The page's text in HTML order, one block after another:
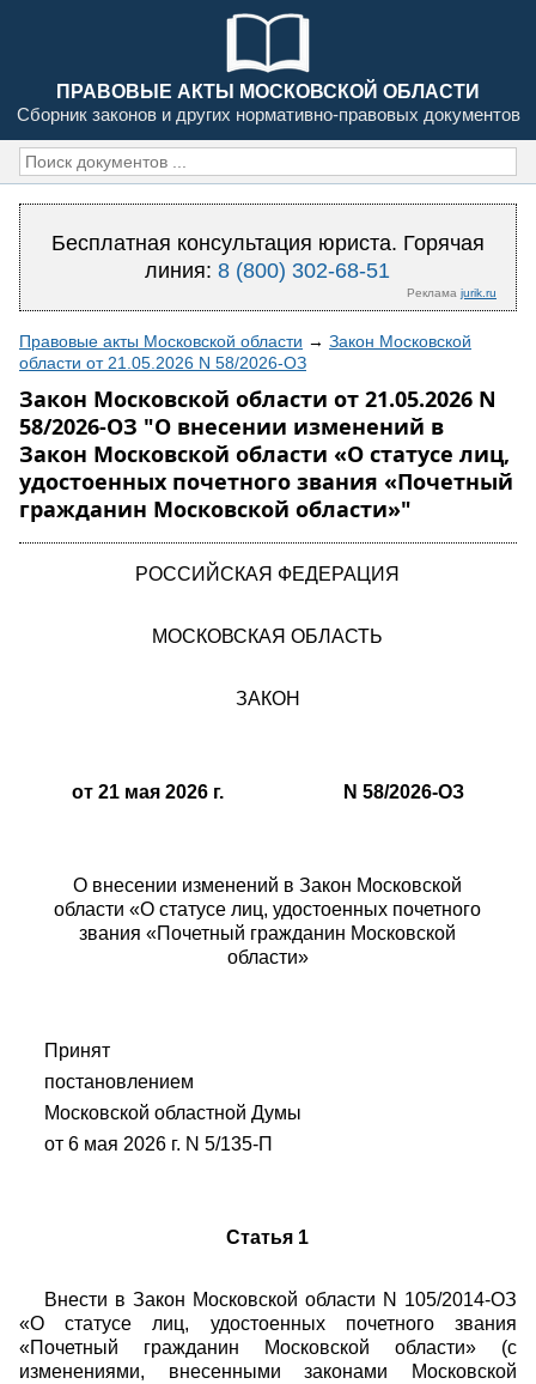
ПРАВОВЫЕ АКТЫ МОСКОВСКОЙ ОБЛАСТИ
Сборник законов и других нормативно-правовых документов
Бесплатная консультация юриста. Горячая
линия:8 (800) 302-68-51
Реклама jurik.ru
Правовые акты Московской области → Закон Московской
области от 21.05.2026 N 58/2026-ОЗ
Закон Московской области от 21.05.2026 N
58/2026-ОЗ "О внесении изменений в
Закон Московской области «О статусе лиц,
удостоенных почетного звания «Почетный
гражданин Московской области»"
РОССИЙСКАЯ ФЕДЕРАЦИЯ
МОСКОВСКАЯ ОБЛАСТЬ
ЗАКОН
от 21 мая 2026 г. N 58/2026-ОЗ
О внесении изменений в Закон Московской
области «О статусе лиц, удостоенных почетного
звания «Почетный гражданин Московской
области»
Принят
постановлением
Московской областной Думы
от 6 мая 2026 г. N 5/135-П
Статья 1
Внести в Закон Московской области N 105/2014-ОЗ
«О статусе лиц, удостоенных почетного звания
«Почетный гражданин Московской области» (с
изменениями, внесенными законами Московской